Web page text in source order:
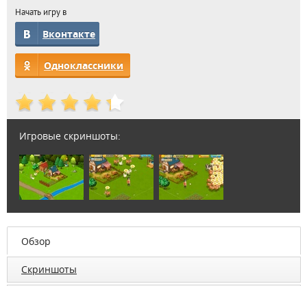
Начать игру в
Вконтакте
Одноклассники
Игровые скриншоты:
Обзор
Скриншоты